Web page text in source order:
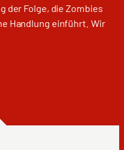
der Folge, die Zombies
Handlung einführt. Wir